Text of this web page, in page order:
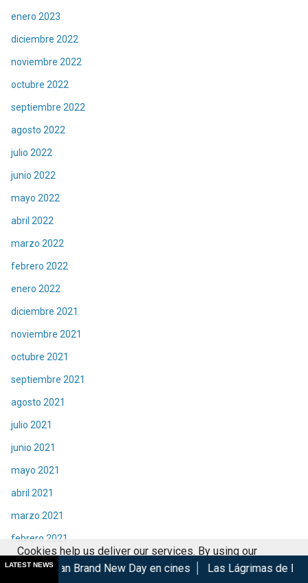
enero 2023
diciembre 2022
noviembre 2022
octubre 2022
septiembre 2022
agosto 2022
julio 2022
junio 2022
mayo 2022
abril 2022
marzo 2022
febrero 2022
enero 2022
diciembre 2021
noviembre 2021
octubre 2021
septiembre 2021
agosto 2021
julio 2021
junio 2021
mayo 2021
abril 2021
marzo 2021
febrero 2021
enero 2021
LATEST NEWS
New Day en cines Las Lágrimas de Bael gana en el
Cookies help us deliver our services. By using our
services, you agree to our use of cookies.
Got it